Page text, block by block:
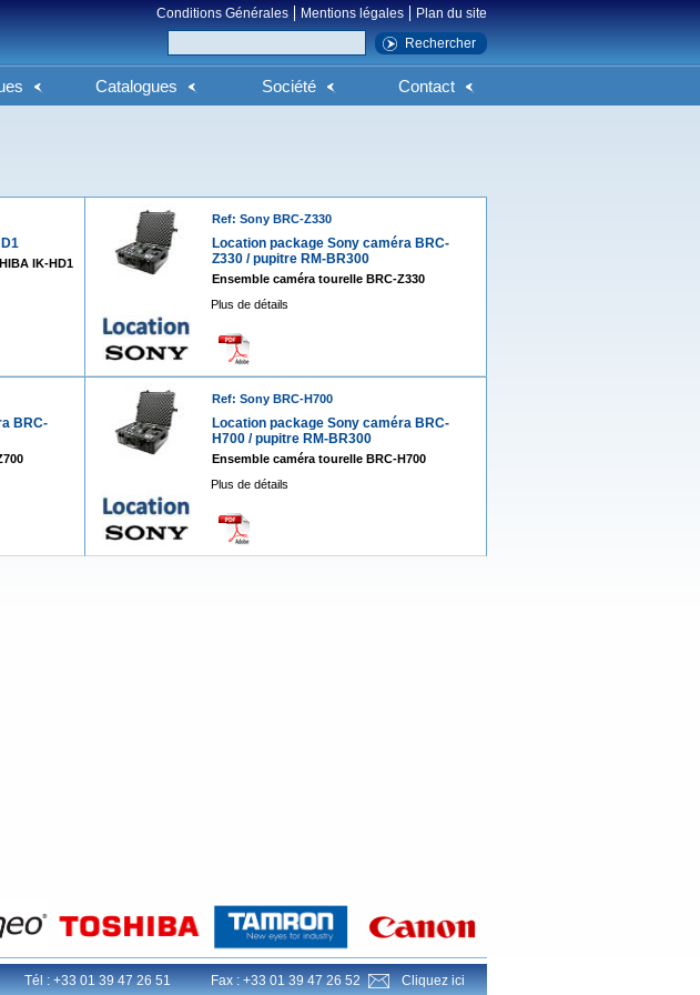
Conditions Générales Mentions légales Plan du site
Catalogues Société Contact
IK-HD1
Ref: Sony BRC-Z330
Location package Sony caméra BRC-
Z330 / pupitre RM-BR300
Ensemble caméra tourelle BRC-Z330
Plus de détails
BRC-
Ref: Sony BRC-H700
Location package Sony caméra BRC-
H700 / pupitre RM-BR300
Ensemble caméra tourelle BRC-H700
Plus de détails
Cliquez ici
Tél : +33 01 39 47 26 51 Fax : +33 01 39 47 26 52